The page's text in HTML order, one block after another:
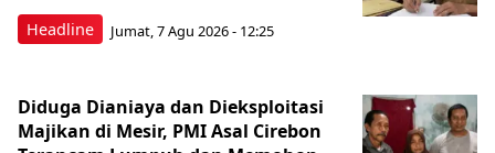
Headline Jumat, 7 Agu 2026 - 12:25
Diduga Dianiaya dan Dieksploitasi
Majikan di Mesir, PMI Asal Cirebon